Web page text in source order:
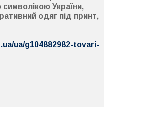
України,
одяг під принт,
ua/g104882982-tovari-